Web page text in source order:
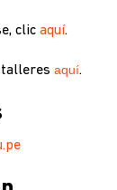
clic aquí.
talleres aquí.